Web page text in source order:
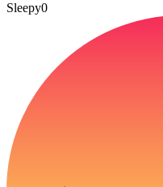
Sleepy0